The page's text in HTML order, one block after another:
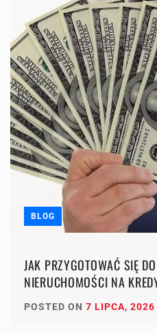
BLOG
JAK PRZYGOTOWAĆ SIĘ
NIERUCHOMOŚCI NA
POSTED ON 7 LIPCA, 2026